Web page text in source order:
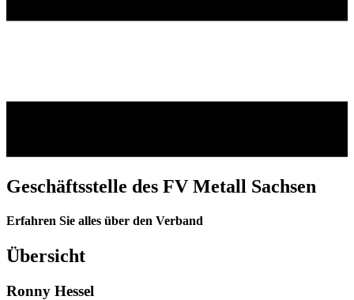
Geschäftsstelle des FV Metall Sachsen
Erfahren Sie alles über den Verband
Übersicht
Ronny Hessel